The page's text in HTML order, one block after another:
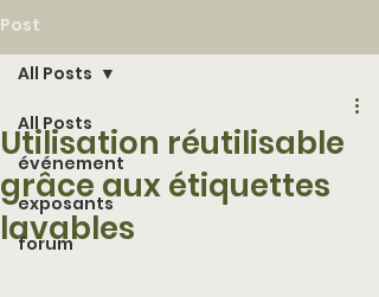
Post
All Posts
événement
exposants
forum
All Posts
Utilisation réutilisable
grâce aux étiquettes
lavables